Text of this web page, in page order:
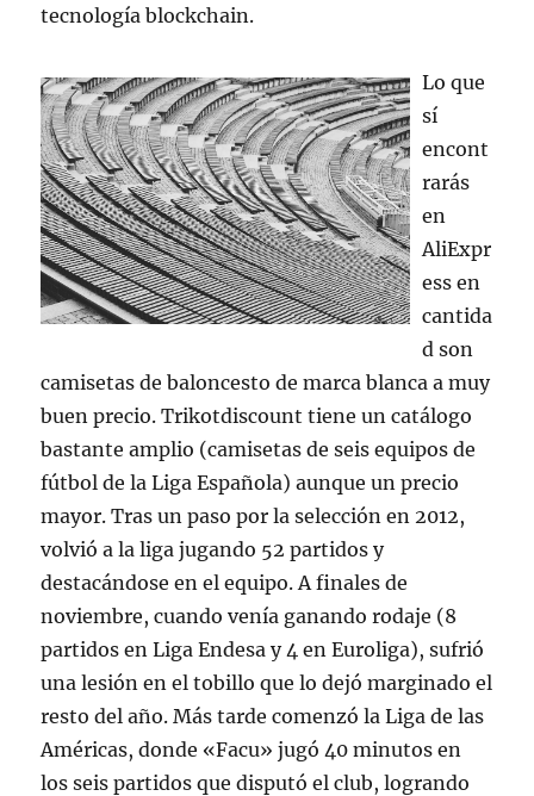
tecnología blockchain.
Lo que
sí
encont
rarás
en
AliExpr
ess en
cantida
d son
camisetas de baloncesto de marca blanca a muy
buen precio. Trikotdiscount tiene un catálogo
bastante amplio (camisetas de seis equipos de
fútbol de la Liga Española) aunque un precio
mayor. Tras un paso por la selección en 2012,
volvió a la liga jugando 52 partidos y
destacándose en el equipo. A finales de
noviembre, cuando venía ganando rodaje (8
partidos en Liga Endesa y 4 en Euroliga), sufrió
una lesión en el tobillo que lo dejó marginado el
resto del año. Más tarde comenzó la Liga de las
Américas, donde «Facu» jugó 40 minutos en
los seis partidos que disputó el club, logrando